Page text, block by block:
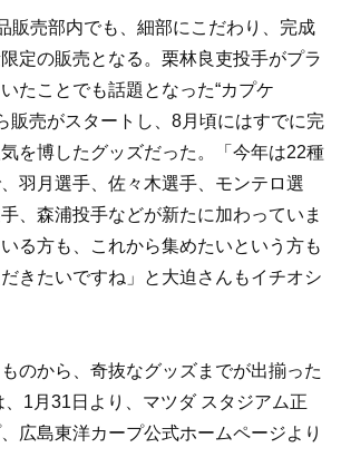
販売部内でも、細部にこだわり、完成
定の販売となる。栗林良吏投手がプラ
たことでも話題となった“カプケ
販売がスタートし、8月頃にはすでに完
を博したグッズだった。「今年は22種
羽月選手、佐々木選手、モンテロ選
、森浦投手などが新たに加わっていま
る方も、これから集めたいという方も
きたいですね」と大迫さんもイチオシ
のから、奇抜なグッズまでが出揃った
1月31日より、マツダ スタジアム正
広島東洋カープ公式ホームページより